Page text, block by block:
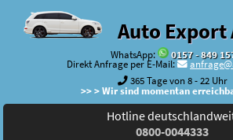
Auto Export
WhatsApp:
0157 - 849
Direkt Anfrage per E-Mail:
365 Tage von 8 - 22 Uhr
>> > Wir sind momentan
Hotline
0800-0044333